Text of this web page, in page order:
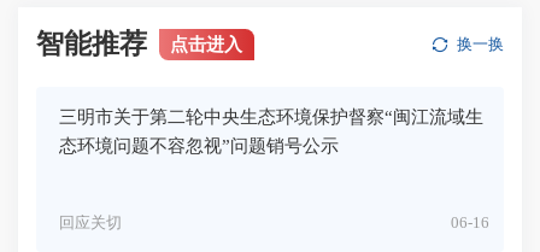
智能推荐 点击进入 换一换
三明市关于第二轮中央生态环境保护督察“闽江流域生
态环境问题不容忽视”问题销号公示
06-16
回应关切